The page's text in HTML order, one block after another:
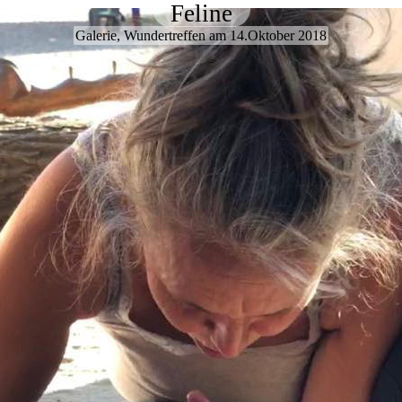
Feline
Galerie, Wundertreffen am 14.Oktober 2018